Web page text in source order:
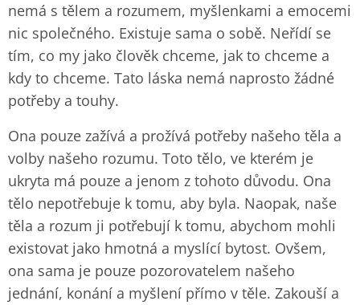
nemá s tělem a rozumem, myšlenkami a emocemi
nic společného. Existuje sama o sobě. Neřídí se
tím, co my jako člověk chceme, jak to chceme a
kdy to chceme. Tato láska nemá naprosto žádné
potřeby a touhy.
Ona pouze zažívá a prožívá potřeby našeho těla a
volby našeho rozumu. Toto tělo, ve kterém je
ukryta má pouze a jenom z tohoto důvodu. Ona
tělo nepotřebuje k tomu, aby byla. Naopak, naše
těla a rozum ji potřebují k tomu, abychom mohli
existovat jako hmotná a myslící bytost. Ovšem,
ona sama je pouze pozorovatelem našeho
jednání, konání a myšlení přímo v těle. Zakouší a